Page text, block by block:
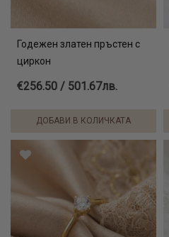
Годежен златен пръстен с
циркон
€256.50 / 501.67лв.
ДОБАВИ В КОЛИЧКАТА